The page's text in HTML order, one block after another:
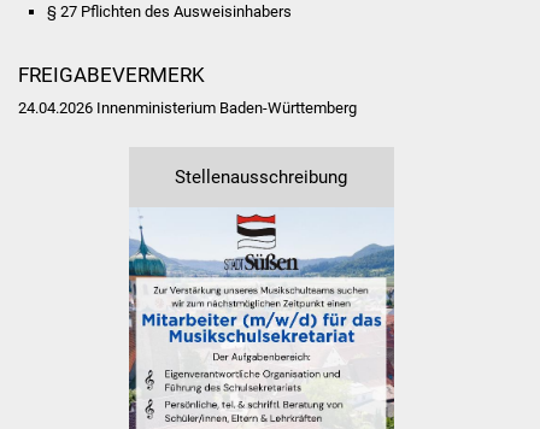
Familien
Familientreff
Kinder und Jugendliche
Schülerferienprogramm
§ 27 Pflichten des Ausweisinhabers
FREIGABEVERMERK
24.04.2026 Innenministerium Baden-Württemberg
Stellenausschreibung